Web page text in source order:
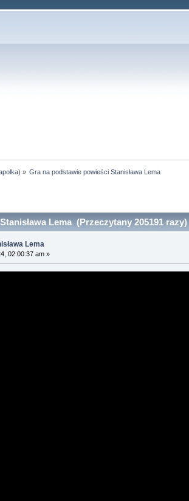
) » Gra na podstawie powieści Stanisława Lema
Lema (Przeczytany 205191 razy)
Lema
02:00:37 am »